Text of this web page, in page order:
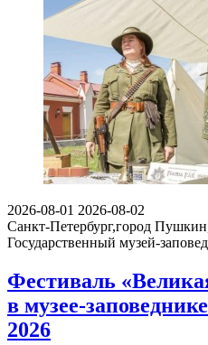
2026-08-01 2026-08-02
Санкт-Петербург,город
Государственный музей-
Фестиваль
в музее-
2026